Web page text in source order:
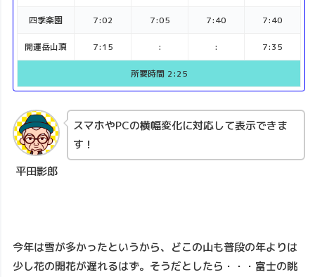
四季楽園 7:02 7:05 7:40 7:40
開運岳山頂 7:15 : : 7:35
所要時間 2:25
平田影郎
スマホやPCの横幅変化に対応して表示できま
す！
今年は雪が多かったというから、どこの山も普段の年よりは
少し花の開花が遅れるはず。そうだとしたら・・・富士の眺